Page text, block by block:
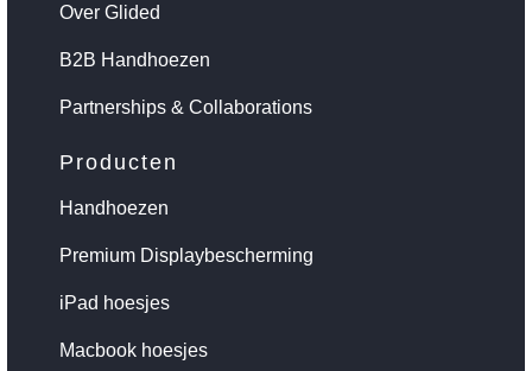
Over Glided
B2B Handhoezen
Partnerships & Collaborations
Producten
Handhoezen
Premium Displaybescherming
iPad hoesjes
Macbook hoesjes